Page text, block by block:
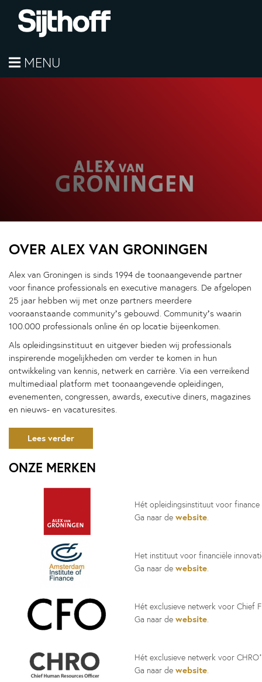
MENU
OVER ALEX VAN GRONINGEN
Alex van Groningen is sinds 1994 de toonaangevende partner
voor finance professionals en executive managers. De afgelopen
25 jaar hebben wij met onze partners meerdere
vooraanstaande community’s gebouwd. Community’s waarin
100.000 professionals online én op locatie bijeenkomen.
Als opleidingsinstituut en uitgever bieden wij professionals
inspirerende mogelijkheden om verder te komen in hun
ontwikkeling van kennis, netwerk en carrière. Via een verreikend
multimediaal platform met toonaangevende opleidingen,
evenementen, congressen, awards, executive diners, magazines
en nieuws- en vacaturesites.
Lees verder
ONZE MERKEN
Hét opleidingsinstituut voor
Ga naar de website.
Het instituut voor financiële
Ga naar de website.
Hét exclusieve netwerk voor Chief
Ga naar de website.
Hét exclusieve netwerk voor
Ga naar de website.